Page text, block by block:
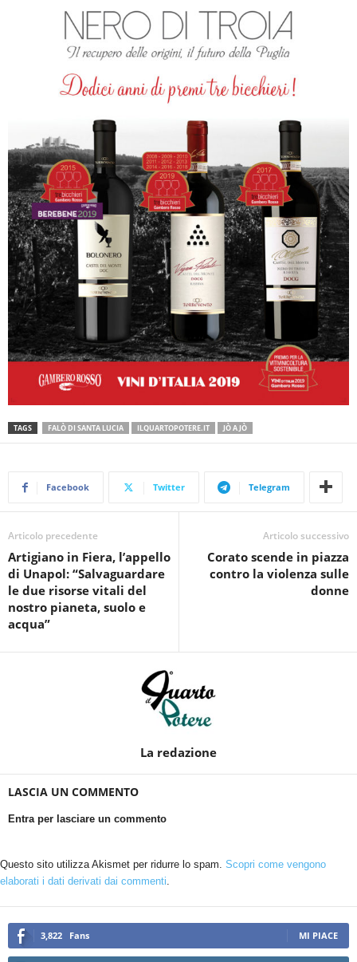
TAGS FALÒ DI SANTA LUCIA ILQUARTOPOTERE.IT JÒ A JÒ
Facebook Twitter Telegram
Articolo precedente
Artigiano in Fiera, l’appello
di Unapol: “Salvaguardare
le due risorse vitali del
nostro pianeta, suolo e
acqua”
Articolo successivo
Corato scende in piazza
contro la violenza sulle
donne
La redazione
LASCIA UN COMMENTO
Entra per lasciare un commento
Questo sito utilizza Akismet per ridurre lo spam. Scopri come vengono
elaborati i dati derivati dai commenti.
3,822 Fans MI PIACE